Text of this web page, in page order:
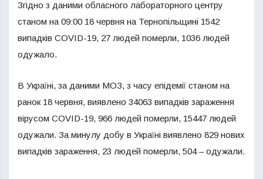
Згідно з даними обласного лабораторного центру
станом на 09:00 18 червня на Тернопільщині 1542
випадків COVID-19, 27 людей померли, 1036 людей
одужало.
В Україні, за даними МОЗ, з часу епідемії станом на
ранок 18 червня, виявлено 34063 випадків зараження
вірусом COVID-19, 966 людей померли, 15447 людей
одужали. За минулу добу в Україні виявлено 829 нових
випадків зараження, 23 людей померли, 504 – одужали.